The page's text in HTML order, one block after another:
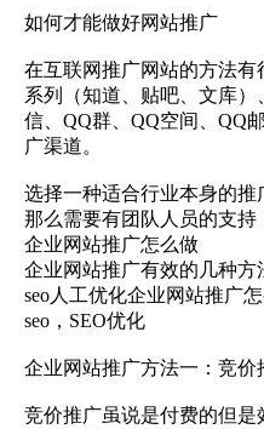
如何才能做好网站推广
在互联网推广网站的方法
系列（知道、贴吧、文库
信、QQ群、QQ空间、QQ
广渠道。
选择一种适合行业本身的
那么需要有团队人员的支持
企业网站推广怎么做
企业网站推广有效的几种方
seo人工优化企业网站推广
seo，SEO优化
企业网站推广方法一：竞价
竞价推广虽说是付费的但是